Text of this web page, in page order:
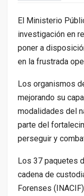
El Ministerio
investigación en
poner a
en la frustrada
Los organismos
mejorando su
modalidades del
parte del
perseguir y
Los 37 paquetes
cadena de
Forenses